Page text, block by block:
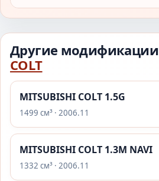
Другие модификации
COLT
MITSUBISHI COLT 1.5G
1499 см³ · 2006.11
MITSUBISHI COLT 1.3M NAVI
1332 см³ · 2006.11